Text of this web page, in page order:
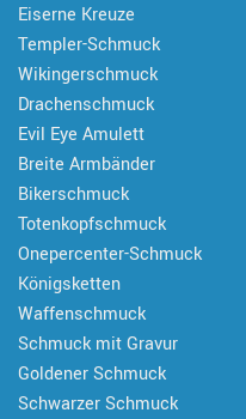
Eiserne Kreuze
Templer-Schmuck
Wikingerschmuck
Drachenschmuck
Evil Eye Amulett
Breite Armbänder
Bikerschmuck
Totenkopfschmuck
Onepercenter-Schmuck
Königsketten
Waffenschmuck
Schmuck mit Gravur
Goldener Schmuck
Schwarzer Schmuck